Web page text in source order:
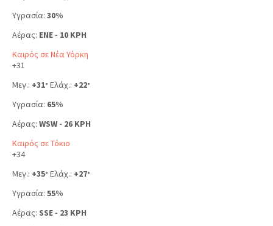
Υγρασία: 30%
Αέρας: ENE - 10 KPH
Καιρός σε Νέα Υόρκη
+31
Μεγ.: +31° Ελάχ.: +22°
Υγρασία: 65%
Αέρας: WSW - 26 KPH
Καιρός σε Τόκιο
+34
Μεγ.: +35° Ελάχ.: +27°
Υγρασία: 55%
Αέρας: SSE - 23 KPH